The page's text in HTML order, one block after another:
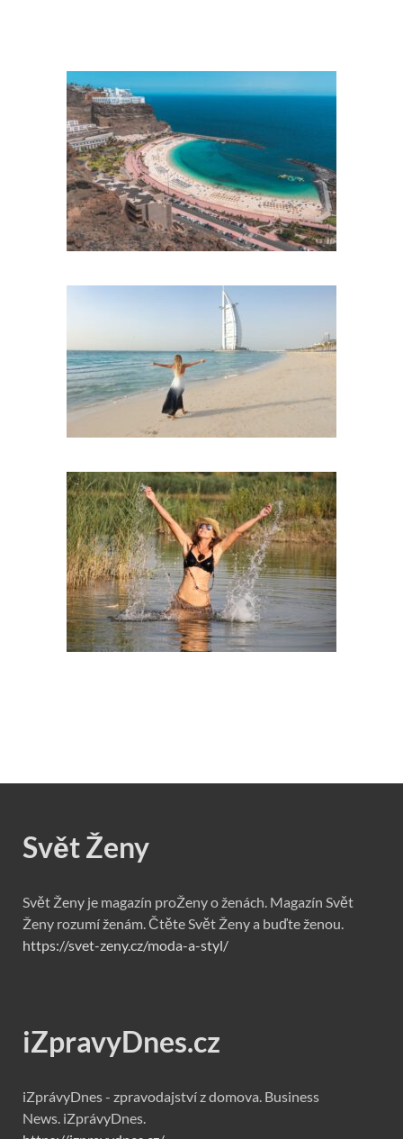
Svět Ženy
Svět Ženy je magazín proŽeny o ženách. Magazín Svět
Ženy rozumí ženám. Čtěte Svět Ženy a buďte ženou.
https://svet-zeny.cz/moda-a-styl/
iZpravyDnes.cz
iZprávyDnes - zpravodajství z domova. Business
News. iZprávyDnes.